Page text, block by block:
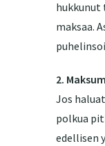
hukkunut
maksaa.
2.
Jos
polkua
edellisen